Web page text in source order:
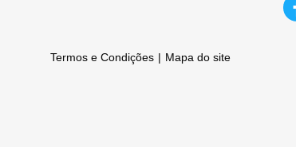
Termos e Condições Mapa do site